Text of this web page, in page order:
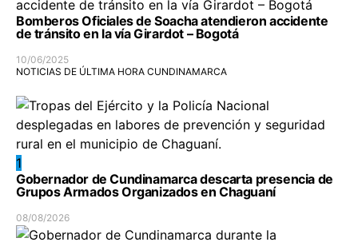
Bomberos Oficiales de Soacha atendieron accidente
de tránsito en la vía Girardot – Bogotá
10/06/2025
NOTICIAS DE ÚLTIMA HORA CUNDINAMARCA
1
Gobernador de Cundinamarca descarta presencia de
Grupos Armados Organizados en Chaguaní
08/08/2026